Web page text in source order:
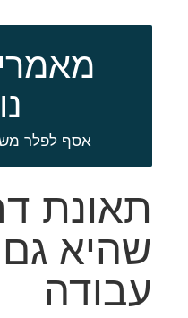
אסף לפלר
תאונת
שהיא
עבודה